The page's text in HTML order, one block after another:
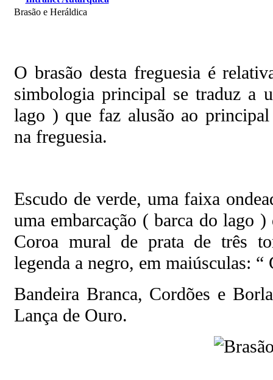
Brasão e Heráldica
O brasão desta freguesia é
simbologia principal se traduz a
lago ) que faz alusão ao
na freguesia.
Escudo de verde, uma faixa
uma embarcação ( barca do lago
Coroa mural de prata de três
legenda a negro, em maiúsculas: “
Bandeira Branca, Cordões e
Lança de Ouro.